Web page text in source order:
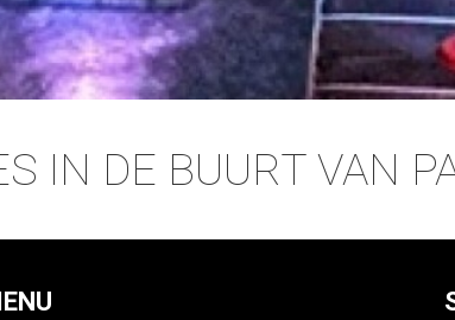
IN DE BUURT VAN